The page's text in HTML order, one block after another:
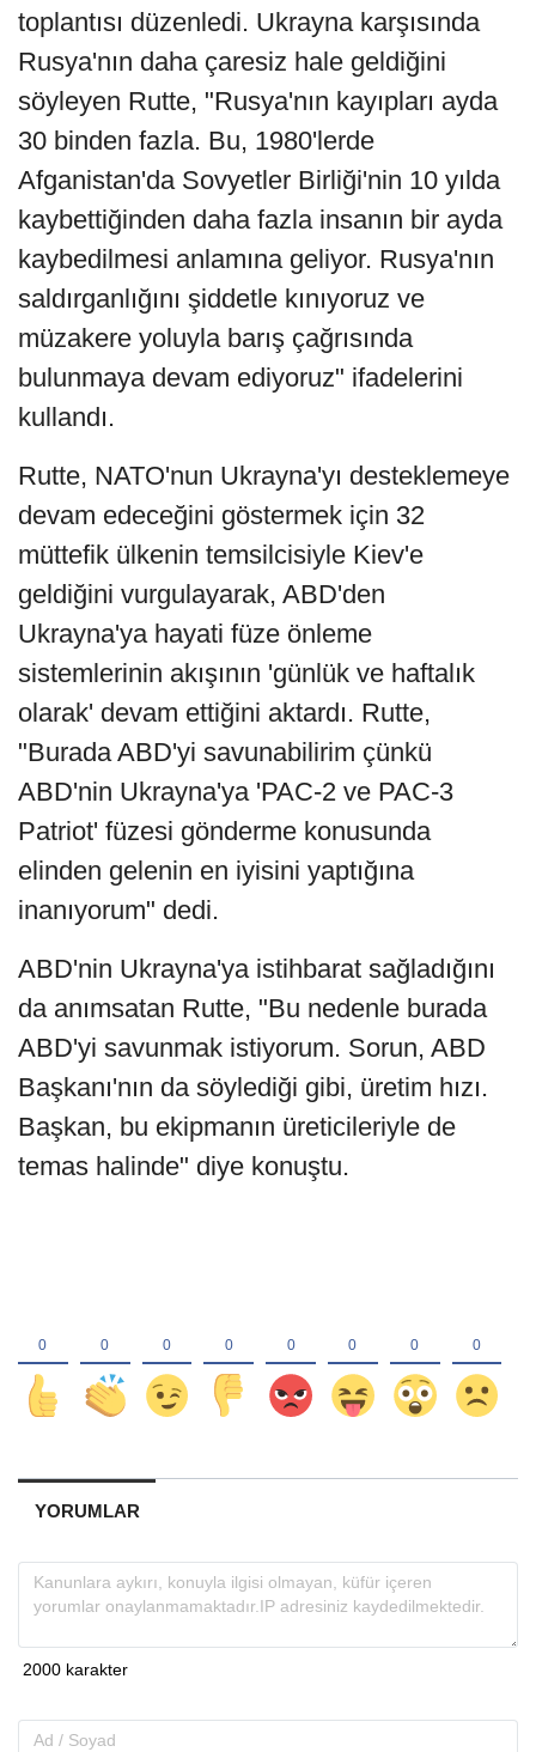
toplantısı düzenledi. Ukrayna karşısında
Rusya'nın daha çaresiz hale geldiğini
söyleyen Rutte, "Rusya'nın kayıpları ayda
30 binden fazla. Bu, 1980'lerde
Afganistan'da Sovyetler Birliği'nin 10 yılda
kaybettiğinden daha fazla insanın bir ayda
kaybedilmesi anlamına geliyor. Rusya'nın
saldırganlığını şiddetle kınıyoruz ve
müzakere yoluyla barış çağrısında
bulunmaya devam ediyoruz" ifadelerini
kullandı.
Rutte, NATO'nun Ukrayna'yı desteklemeye
devam edeceğini göstermek için 32
müttefik ülkenin temsilcisiyle Kiev'e
geldiğini vurgulayarak, ABD'den
Ukrayna'ya hayati füze önleme
sistemlerinin akışının 'günlük ve haftalık
olarak' devam ettiğini aktardı. Rutte,
"Burada ABD'yi savunabilirim çünkü
ABD'nin Ukrayna'ya 'PAC-2 ve PAC-3
Patriot' füzesi gönderme konusunda
elinden gelenin en iyisini yaptığına
inanıyorum" dedi.
ABD'nin Ukrayna'ya istihbarat sağladığını
da anımsatan Rutte, "Bu nedenle burada
ABD'yi savunmak istiyorum. Sorun, ABD
Başkanı'nın da söylediği gibi, üretim hızı.
Başkan, bu ekipmanın üreticileriyle de
temas halinde" diye konuştu.
YORUMLAR